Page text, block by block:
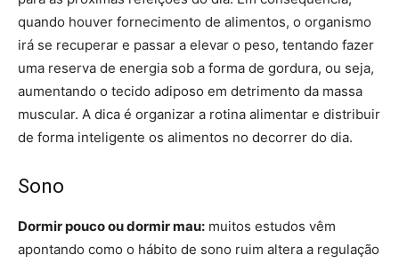
quando houver fornecimento de alimentos, o organismo
irá se recuperar e passar a elevar o peso, tentando fazer
uma reserva de energia sob a forma de gordura, ou seja,
aumentando o tecido adiposo em detrimento da massa
muscular. A dica é organizar a rotina alimentar e distribuir
de forma inteligente os alimentos no decorrer do dia.
Sono
Dormir pouco ou dormir mau: muitos estudos vêm
apontando como o hábito de sono ruim altera a regulação